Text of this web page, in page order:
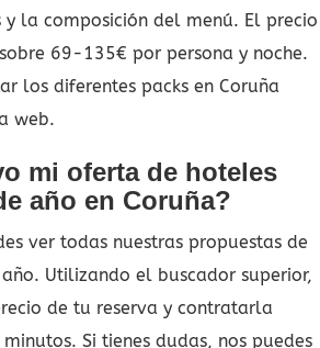
la composición del menú. El precio
69-135€ por persona y noche.
los diferentes packs en Coruña
web.
mi oferta de hoteles
año en Coruña?
ver todas nuestras propuestas de
Utilizando el buscador superior,
de tu reserva y contratarla
Si tienes dudas, nos puedes